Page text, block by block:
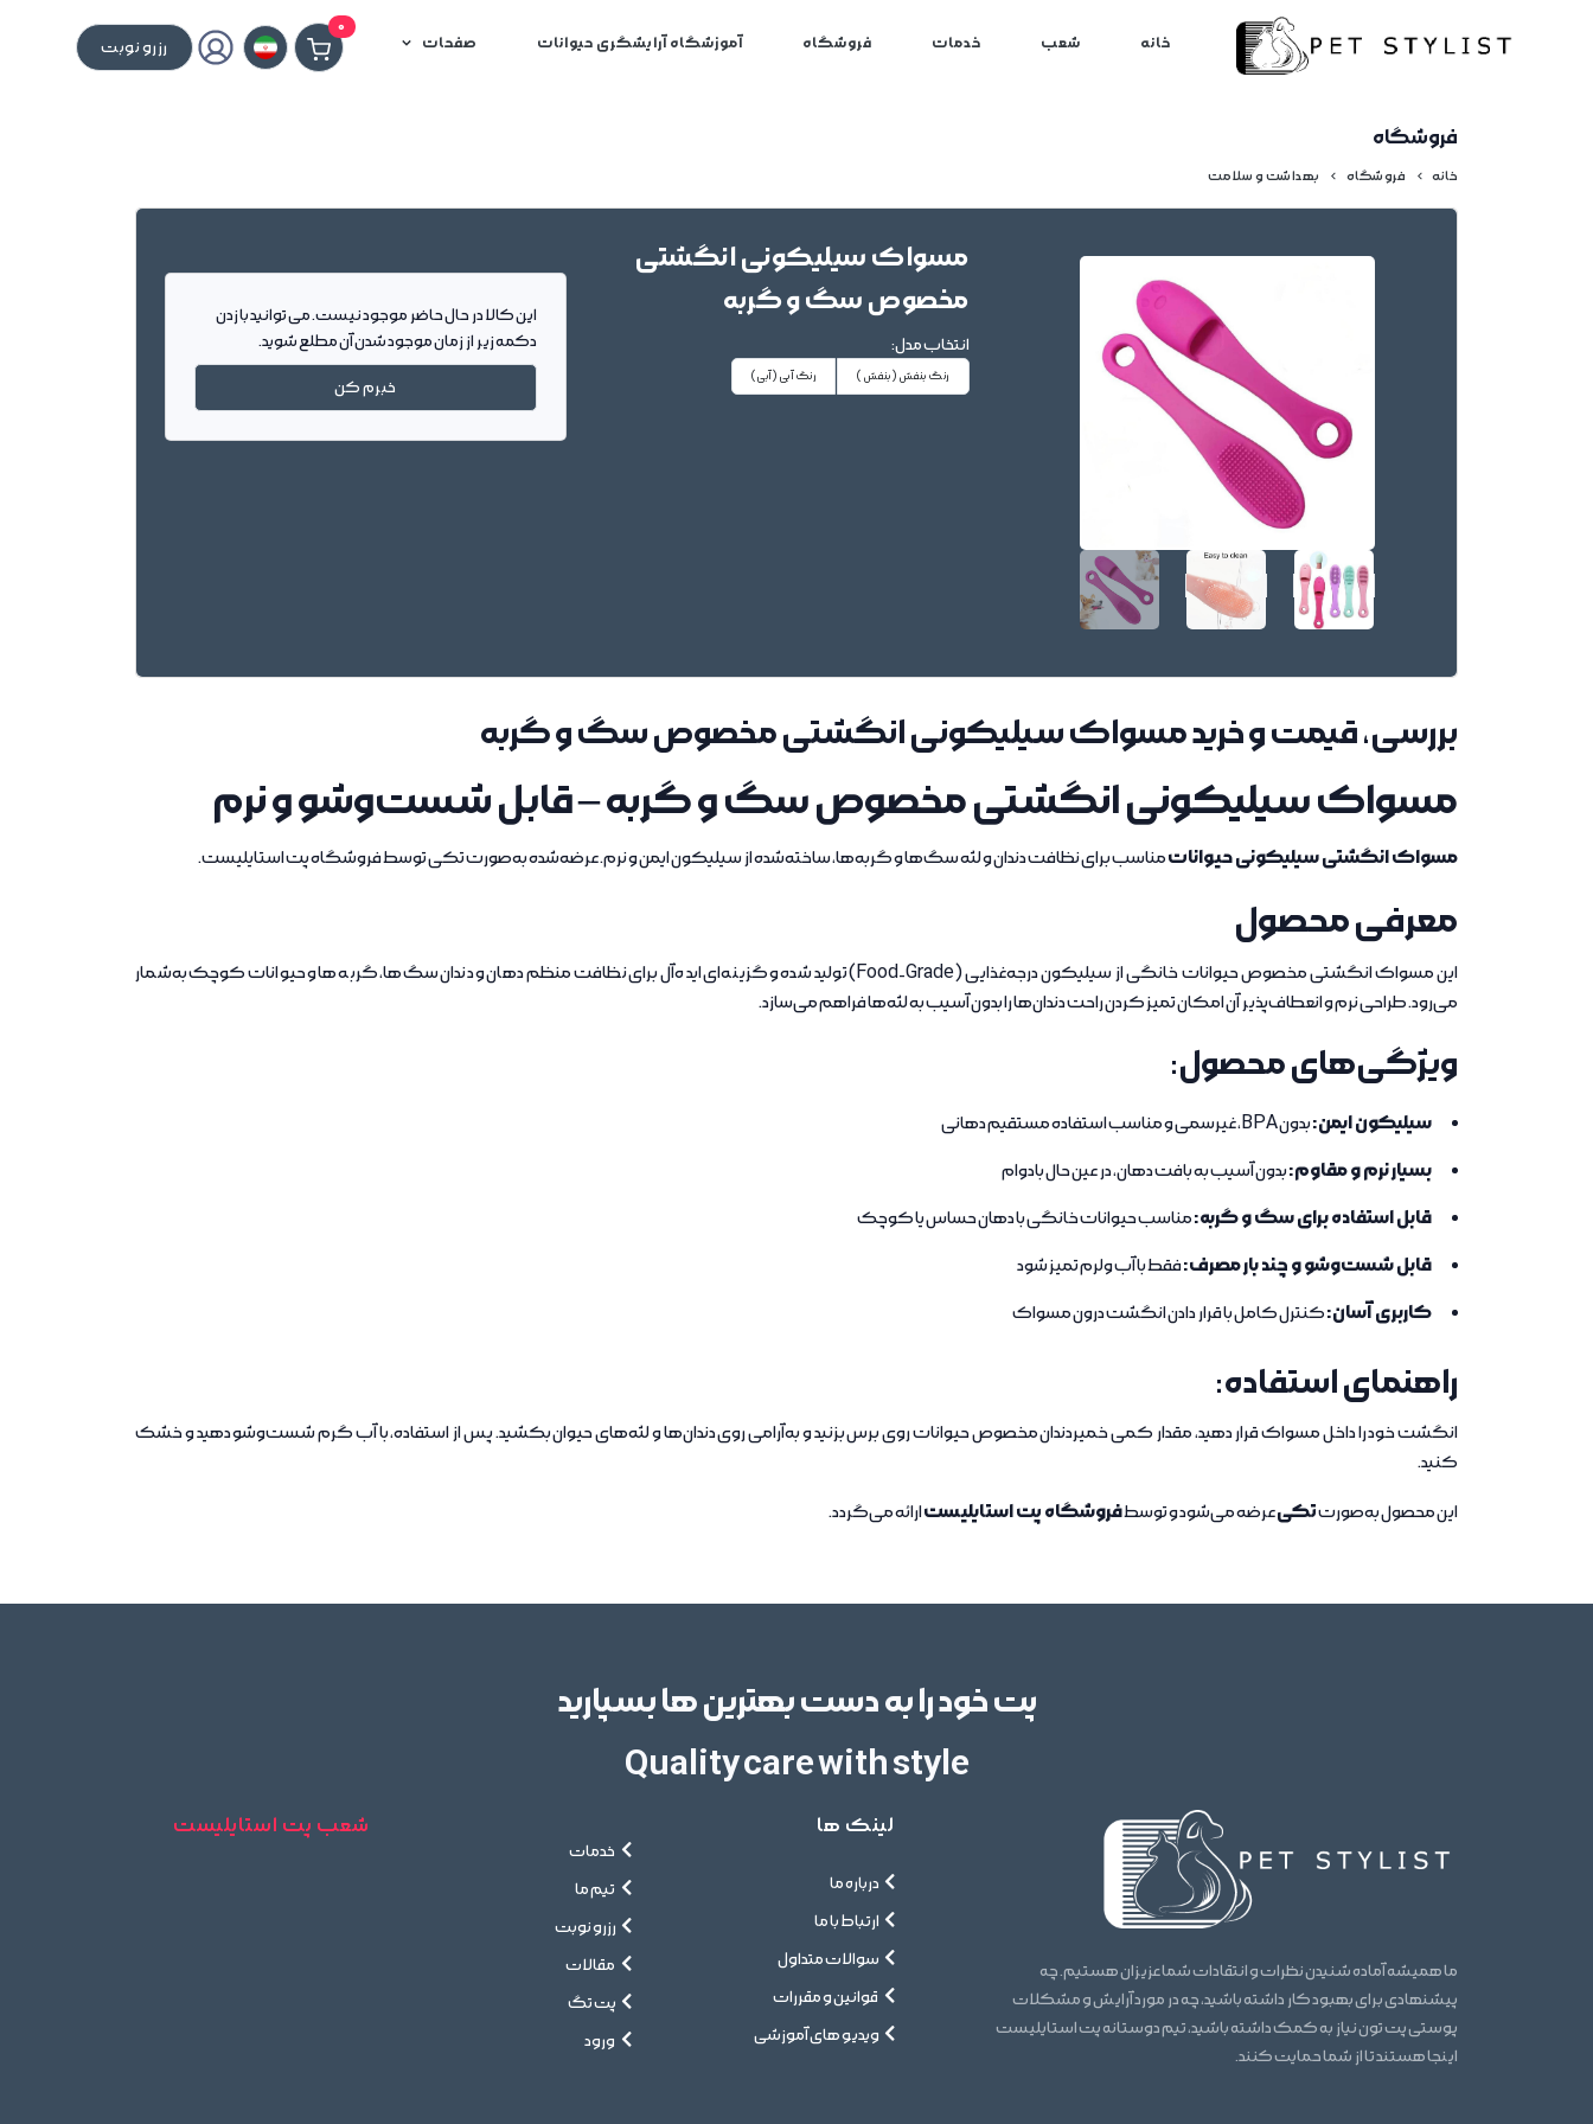
0
رزرو نوبت خانه شعب خدمات فروشگاه آموزشگاه آرایشگری حیوانات صفحات
فروشگاه
خانه فروشگاه بهداشت و سلامت
مسواک سیلیکونی انگشتی
مخصوص سگ و گربه
انتخاب مدل:
رنگ بنفش (بنفش) رنگ آبی (آبی)
این کالا در حال حاضر موجود نیست. می توانید با زدن
دکمه زیر از زمان موجود شدن آن مطلع شوید.
خبرم کن
بررسی، قیمت و خرید مسواک سیلیکونی انگشتی مخصوص سگ و گربه
مسواک سیلیکونی انگشتی مخصوص سگ و گربه – قابل شست‌وشو و نرم
مسواک انگشتی سیلیکونی حیواناتمناسب برای نظافت دندان و لثه سگ‌ها و گربه‌ها، ساخته‌شده از سیلیکون ایمن و نرم. عرضه‌شده به‌صورت تکی توسط فروشگاه پت استایلیست.
معرفی محصول
این مسواک انگشتی مخصوص حیوانات خانگی از سیلیکون درجه‌غذایی (Food-Grade) تولید شده و گزینه‌ای ایده‌آل برای نظافت منظم دهان و دندان سگ‌ها، گربه‌ها و حیوانات کوچک به‌شمار
می‌رود. طراحی نرم و انعطاف‌پذیر آن امکان تمیز کردن راحت دندان‌ها را بدون آسیب به لثه‌ها فراهم می‌سازد.
ویژگی‌های محصول:
سیلیکون ایمن:بدون BPA، غیرسمی و مناسب استفاده مستقیم دهانی
بسیار نرم و مقاوم:بدون آسیب به بافت دهان، در عین حال بادوام
قابل استفاده برای سگ و گربه:مناسب حیوانات خانگی با دهان حساس یا کوچک
قابل شست‌وشو و چند بار مصرف:فقط با آب ولرم تمیز شود
کاربری آسان:کنترل کامل با قرار دادن انگشت درون مسواک
راهنمای استفاده:
انگشت خود را داخل مسواک قرار دهید، مقدار کمی خمیردندان مخصوص حیوانات روی برس بزنید و به‌آرامی روی دندان‌ها و لثه‌های حیوان بکشید. پس از استفاده، با آب گرم شست‌وشو دهید و خشک
کنید.
این محصول به‌صورتتکیعرضه می‌شود و توسطفروشگاه پت استایلیستارائه می‌گردد.
پت خود را به دست بهترین ها بسپارید
Quality care with style
ما همیشه آماده شنیدن نظرات و انتقادات شما عزیزان هستیم. چه
پیشنهادی برای بهبود کار داشته باشید، چه در مورد آرایش و مشکلات
پوستی پت تون نیاز به کمک داشته باشید، تیم دوستانه پت استایلیست
اینجا هستند تا از شما حمایت کنند.
لینک ها
درباره ما
ارتباط با ما
سوالات متداول
قوانین و مقررات
ویدیو های آموزشی
خدمات
تیم ما
رزرو نوبت
مقالات
پت تگ
ورود
شعب پت استایلیست